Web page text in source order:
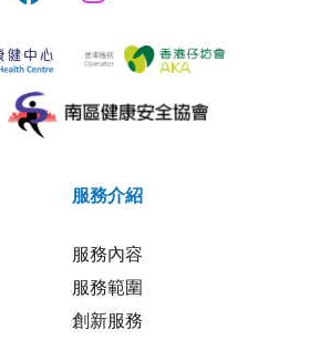
服務介紹
服務內容
服務範圍
創新服務